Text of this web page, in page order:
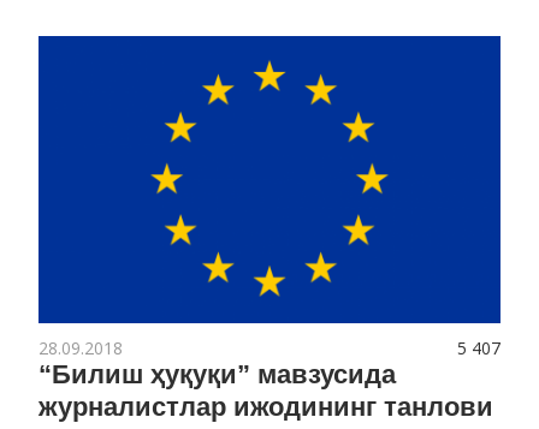
5 407
28.09.2018
“Билиш ҳуқуқи” мавзусида
журналистлар ижодининг танлови